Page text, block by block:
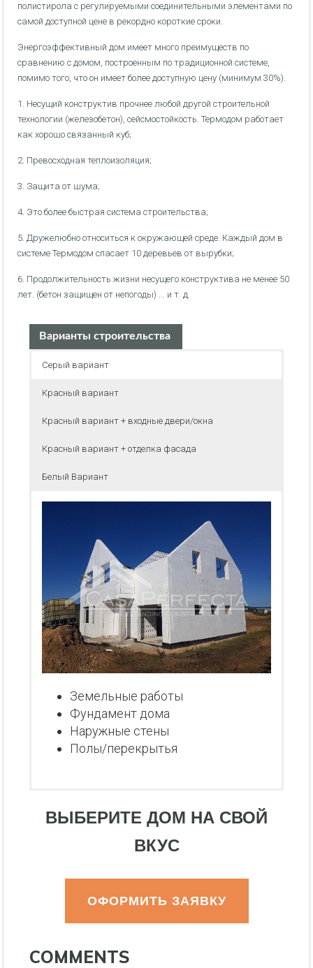
полистирола с регулируемыми соединительными элементами по
самой доступной цене в рекордно короткие сроки.
Энергоэффективный дом имеет много преимуществ по
сравнению с домом, построенным по традиционной системе,
помимо того, что он имеет более доступную цену (минимум 30%).
1. Несущий конструктив прочнее любой другой строительной
технологии (железобетон), сейсмостойкость. Термодом работает
как хорошо связанный куб;
2. Превосходная теплоизоляция;
3. Защита от шума;
4. Это более быстрая система строительства;
5. Дружелюбно относиться к окружающей среде. Каждый дом в
системе Термодом спасает 10 деревьев от вырубки;
6. Продолжительность жизни несущего конструктива не менее 50
лет. (бетон защищен от непогоды) ... и т. д.
Варианты строительства
Серый вариант
Красный вариант
Красный вариант + входные двери/окна
Красный вариант + отделка фасада
Белый Вариант
Земельные работы
Фундамент дома
Наружные стены
Полы/перекрытья
ВЫБЕРИТЕ ДОМ НА СВОЙ
ВКУС
ОФОРМИТЬ ЗАЯВКУ
COMMENTS